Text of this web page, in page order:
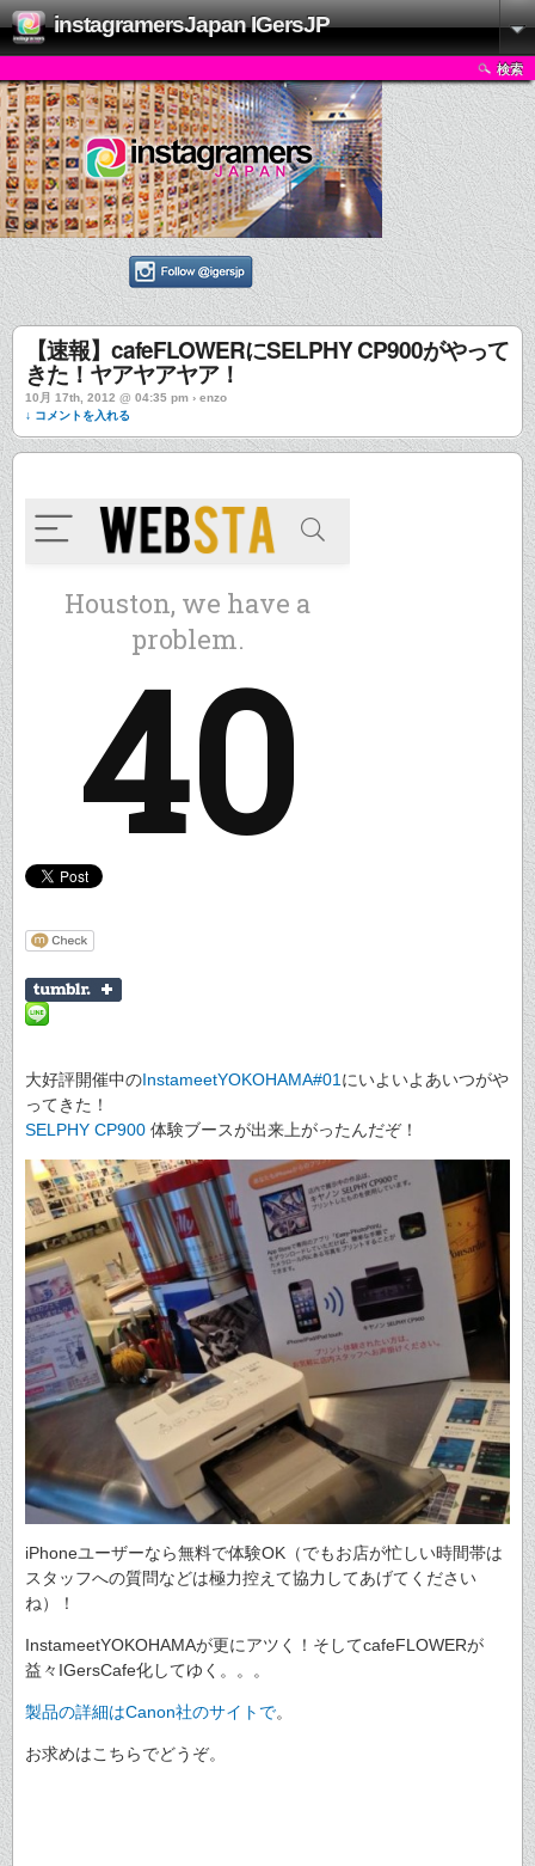
instagramersJapan IGersJP
検索
【速報】cafeFLOWERにSELPHY CP900がやって
きた！ヤアヤアヤア！
10月 17th, 2012 @ 04:35 pm › enzo
↓ コメントを入れる
大好評開催中のInstameetYOKOHAMA#01 にいよいよあいつがや
ってきた！
SELPHY CP900 体験ブースが出来上がったんだぞ！
iPhoneユーザーなら無料で体験OK（でもお店が忙しい時間帯は
スタッフへの質問などは極力控えて協力してあげてください
ね）！
InstameetYOKOHAMAが更にアツく！そしてcafeFLOWERが
益々IGersCafe化してゆく。。。
製品の詳細はCanon社のサイトで。
お求めはこちらでどうぞ。